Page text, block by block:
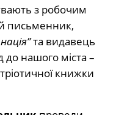
з робочим
письменник,
та видавець
до нашого міста –
книжки